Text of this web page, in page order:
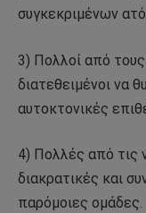
συγκεκριμένων
3) Πολλοί από
διατεθειμένοι να
αυτοκτονικές
4) Πολλές από τις
διακρατικές και
παρόμοιες ομάδες.